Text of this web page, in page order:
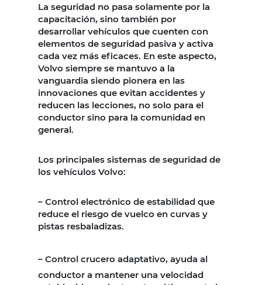
La seguridad no pasa solamente por la
capacitación, sino también por
desarrollar vehículos que cuenten con
elementos de seguridad pasiva y activa
cada vez más eficaces. En este aspecto,
Volvo siempre se mantuvo a la
vanguardia siendo pionera en las
innovaciones que evitan accidentes y
reducen las lecciones, no solo para el
conductor sino para la comunidad en
general.
Los principales sistemas de seguridad de
los vehículos Volvo:
– Control electrónico de estabilidad que
reduce el riesgo de vuelco en curvas y
pistas resbaladizas.
– Control crucero adaptativo, ayuda al
conductor a mantener una velocidad